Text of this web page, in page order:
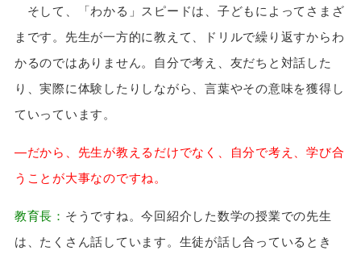
そして、「わかる」スピードは、子どもによってさまざ
まです。先生が一方的に教えて、ドリルで繰り返すからわ
かるのではありません。自分で考え、友だちと対話した
り、実際に体験したりしながら、言葉やその意味を獲得し
ていっています。
—だから、先生が教えるだけでなく、自分で考え、学び合
うことが大事なのですね。
教育長： そうですね。今回紹介した数学の授業での先生
は、たくさん話しています。生徒が話し合っているとき